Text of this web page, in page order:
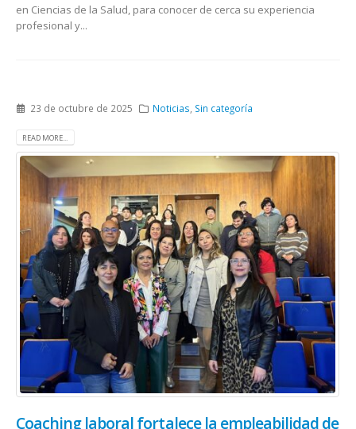
en Ciencias de la Salud, para conocer de cerca su experiencia
profesional y...
23 de octubre de 2025 Noticias, Sin categoría
READ MORE...
Coaching laboral fortalece la empleabilidad de